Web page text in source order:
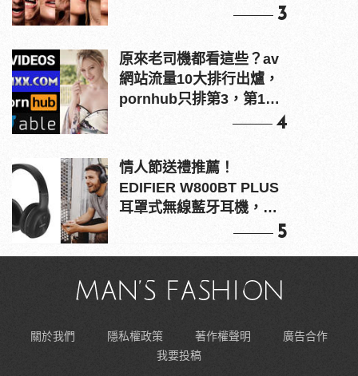
3
原來老司機都看這些？av
網站流量10大排行出爐，
pornhub只排第3，第1名
4
情人節送禮推薦！
EDIFIER W800BT PLUS
耳罩式無線藍牙耳機，在
5
關於我們 隱私權政策 著作權聲明
廣告合作
我要投稿